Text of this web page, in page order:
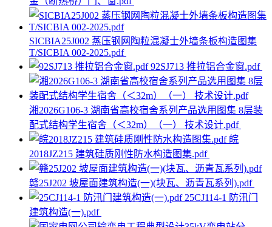
SICBIA25J002 蒸压钢网陶粒混凝士外墙条板构造图集
T/SICBIA 002-2025.pdf
92SJ713 推拉铝合金窗.pdf
湘2026G106-3 湖南省高校宿舍系列产品选用图集 8层装
配式结构学生宿舍（＜32m）（一） 技术设计.pdf
皖
2018JZ215 建筑硅质刚性防水构造图集.pdf
赣25J202 坡屋面建筑构造(一)(块瓦、沥青瓦系列).pdf
25CJ114-1 防汛门
建筑构造(一).pdf